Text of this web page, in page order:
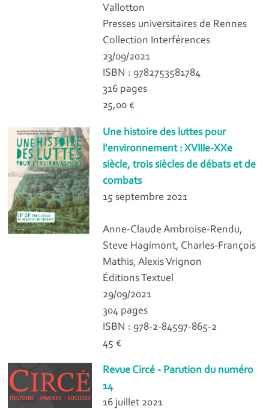
Vallotton
Presses universitaires de Rennes
Collection Interférences
23/09/2021
ISBN : 9782753581784
316 pages
25,00 €
Une histoire des luttes pour
l'environnement : XVIIIe-XXe
siècle, trois siècles de débats et de
combats
15 septembre 2021
Anne-Claude Ambroise-Rendu,
Steve Hagimont, Charles-François
Mathis, Alexis Vrignon
Éditions Textuel
29/09/2021
304 pages
ISBN : 978-2-84597-865-2
45 €
Revue Circé - Parution du numéro
14
16 juillet 2021